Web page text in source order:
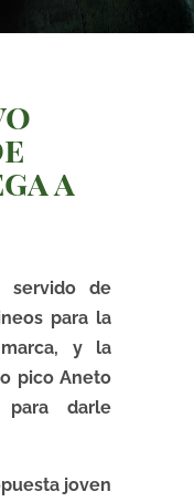
a
servido de
para la
y la
pico Aneto
para darle
joven